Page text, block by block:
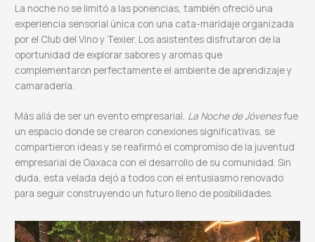
La noche no se limitó a las ponencias, también ofreció una
experiencia sensorial única con una cata-maridaje organizada
por el Club del Vino y Texier. Los asistentes disfrutaron de la
oportunidad de explorar sabores y aromas que
complementaron perfectamente el ambiente de aprendizaje y
camaradería.
Más allá de ser un evento empresarial, La Noche de Jóvenesfue
un espacio donde se crearon conexiones significativas, se
compartieron ideas y se reafirmó el compromiso de la juventud
empresarial de Oaxaca con el desarrollo de su comunidad. Sin
duda, esta velada dejó a todos con el entusiasmo renovado
para seguir construyendo un futuro lleno de posibilidades.